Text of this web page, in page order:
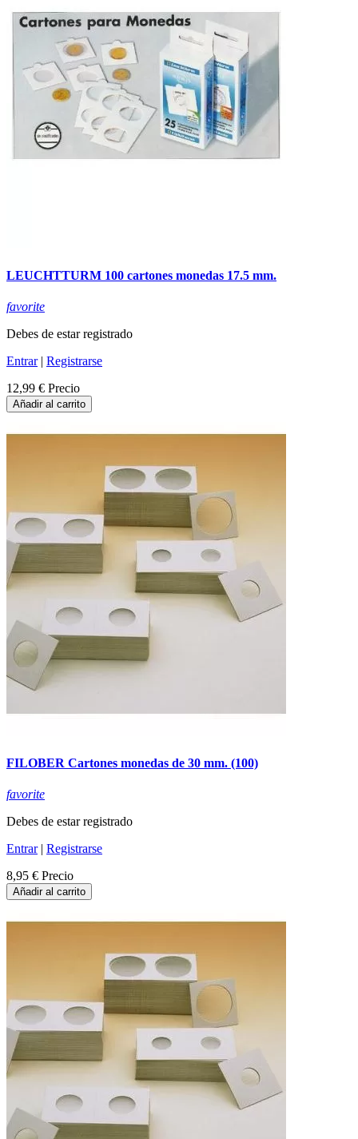
LEUCHTTURM 100 cartones monedas 17.5 mm.
favorite
Debes de estar registrado
Entrar| Registrarse
12,99 € Precio
Añadir al carrito
FILOBER Cartones monedas de 30 mm. (100)
favorite
Debes de estar registrado
Entrar| Registrarse
8,95 € Precio
Añadir al carrito